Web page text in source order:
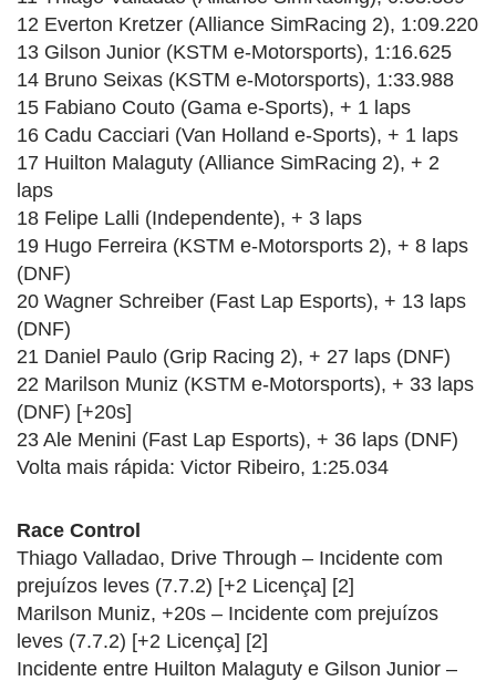
12 Everton Kretzer (Alliance SimRacing 2), 1:09.220
13 Gilson Junior (KSTM e-Motorsports), 1:16.625
14 Bruno Seixas (KSTM e-Motorsports), 1:33.988
15 Fabiano Couto (Gama e-Sports), + 1 laps
16 Cadu Cacciari (Van Holland e-Sports), + 1 laps
17 Huilton Malaguty (Alliance SimRacing 2), + 2
laps
18 Felipe Lalli (Independente), + 3 laps
19 Hugo Ferreira (KSTM e-Motorsports 2), + 8 laps
(DNF)
20 Wagner Schreiber (Fast Lap Esports), + 13 laps
(DNF)
21 Daniel Paulo (Grip Racing 2), + 27 laps (DNF)
22 Marilson Muniz (KSTM e-Motorsports), + 33 laps
(DNF) [+20s]
23 Ale Menini (Fast Lap Esports), + 36 laps (DNF)
Volta mais rápida: Victor Ribeiro, 1:25.034
Race Control
Thiago Valladao, Drive Through – Incidente com
prejuízos leves (7.7.2) [+2 Licença] [2]
Marilson Muniz, +20s – Incidente com prejuízos
leves (7.7.2) [+2 Licença] [2]
Incidente entre Huilton Malaguty e Gilson Junior –